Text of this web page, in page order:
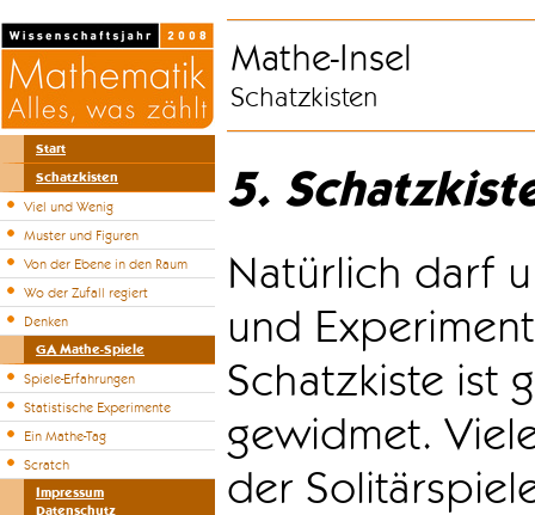
Start
Schatzkisten
Viel und Wenig
Muster und Figuren
Von der Ebene in den Raum
Wo der Zufall regiert
Denken
GA Mathe-Spiele
Spiele-Erfahrungen
Statistische Experimente
Ein Mathe-Tag
Scratch
Impressum
Datenschutz
Mathe-Insel
Schatzkisten
5.
Natürlich darf
und
Schatzkiste ist
gewidmet.
der